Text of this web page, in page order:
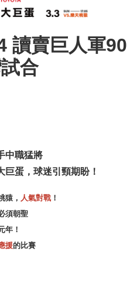
讀賣巨人軍90
合
中職猛將
巨蛋，球迷引頸期盼！
猿， 人氣對戰 ！
須朝聖
年！
援的比賽